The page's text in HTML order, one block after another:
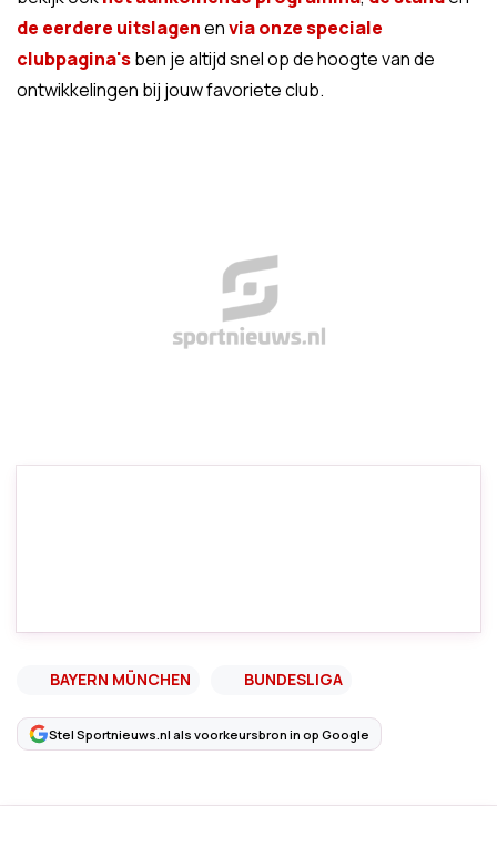
de eerdere uitslagenenvia onze speciale
clubpagina'sben je altijd snel op de hoogte van de
ontwikkelingen bij jouw favoriete club.
BAYERN MÜNCHEN BUNDESLIGA
Stel Sportnieuws.nl als voorkeursbron in op Google